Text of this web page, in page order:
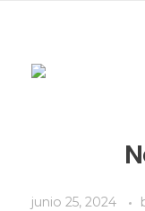
junio 25, 2024